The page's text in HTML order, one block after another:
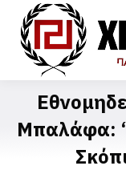
Μπαλάφα: